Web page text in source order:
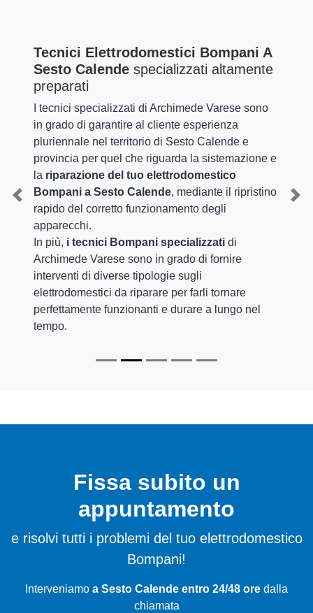
Tecnici Elettrodomestici Bompani A
Sesto Calende specializzati altamente
preparati
I tecnici specializzati di Archimede Varese sono
in grado di garantire al cliente esperienza
pluriennale nel territorio di Sesto Calende e
provincia per quel che riguarda la sistemazione e
la riparazione del tuo elettrodomestico
Bompani a Sesto Calende, mediante il ripristino
rapido del corretto funzionamento degli
apparecchi.
In più, i tecnici Bompani specializzati di
Archimede Varese sono in grado di fornire
interventi di diverse tipologie sugli
elettrodomestici da riparare per farli tornare
perfettamente funzionanti e durare a lungo nel
tempo.
Previous
Fissa subito un
appuntamento
e risolvi tutti i problemi del tuo elettrodomestico
Bompani!
Interveniamo a Sesto Calende entro 24/48 ore dalla
chiamata